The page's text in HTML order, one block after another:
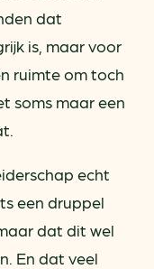
dat
is, maar voor
ruimte om toch
soms maar een
echt
een druppel
dat dit wel
En dat veel